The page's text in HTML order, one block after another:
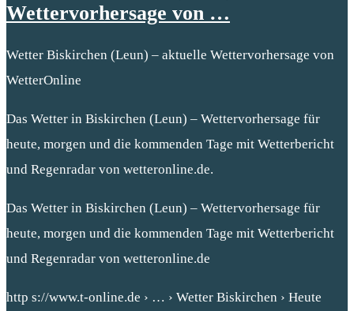
Wettervorhersage von …
Wetter Biskirchen (Leun) – aktuelle Wettervorhersage von
WetterOnline
Das Wetter in Biskirchen (Leun) – Wettervorhersage für
heute, morgen und die kommenden Tage mit Wetterbericht
und Regenradar von wetteronline.de.
Das Wetter in Biskirchen (Leun) – Wettervorhersage für
heute, morgen und die kommenden Tage mit Wetterbericht
und Regenradar von wetteronline.de
http s://www.t-online.de › … › Wetter Biskirchen › Heute